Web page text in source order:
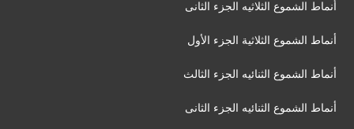
أنماط الشموع الثلاثيه الجزء الثانى
أنماط الشموع الثلاثية الجزء الأول
أنماط الشموع الثنائيه الجزء الثالث
أنماط الشموع الثنائيه الجزء الثانى